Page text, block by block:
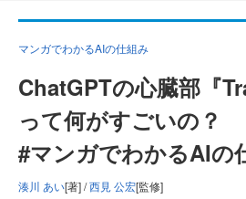
マンガでわかるAIの仕組み
ChatGPTの心臓部『
って何がすごいの？
#マンガでわかるAIの
湊川 あい[著] /西見 公宏[監修]